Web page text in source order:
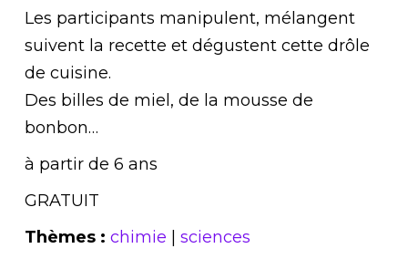
Les participants manipulent, mélangent
suivent la recette et dégustent cette drôle
de cuisine.
Des billes de miel, de la mousse de
bonbon…
à partir de 6 ans
GRATUIT
Thèmes : chimie sciences